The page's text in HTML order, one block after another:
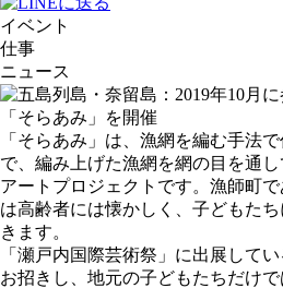
イベント
仕事
ニュース
「そらあみ」は、漁網を編む手法
で、編み上げた漁網を網の目を通し
アートプロジェクトです。漁師町
は高齢者には懐かしく、子どもた
きます。
「瀬戸内国際芸術祭」に出展して
お招きし、地元の子どもたちだけ